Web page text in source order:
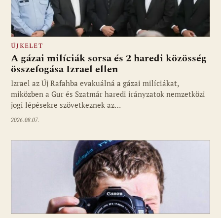
ÚJKELET
A gázai milíciák sorsa és 2 haredi közösség
összefogása Izrael ellen
Izrael az Új Rafahba evakuálná a gázai milíciákat,
miközben a Gur és Szatmár haredi irányzatok nemzetközi
jogi lépésekre szövetkeznek az…
2026.08.07.